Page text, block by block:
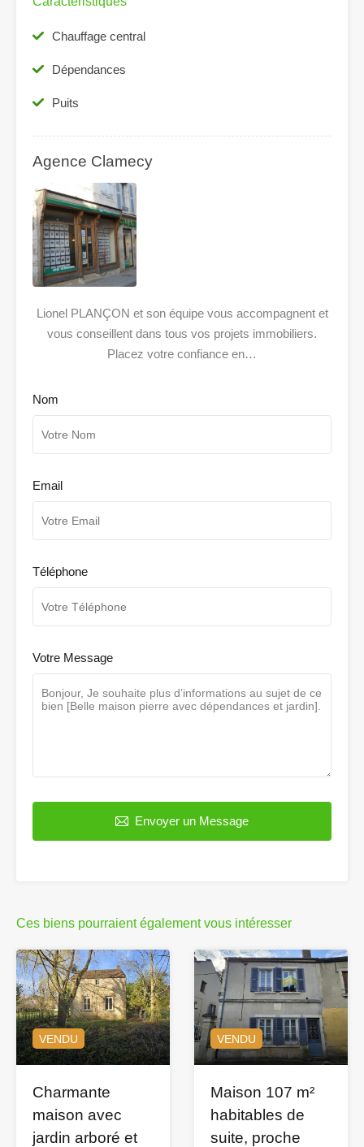
Chauffage central
Dépendances
Puits
Agence Clamecy
Lionel PLANÇON et son équipe vous accompagnent et
vous conseillent dans tous vos projets immobiliers.
Placez votre confiance en…
Nom
Email
Téléphone
Votre Message
Envoyer un Message
Ces biens pourraient également vous intéresser
VENDU
Charmante
maison avec
jardin arboré et
VENDU
Maison 107 m²
habitables de
suite, proche